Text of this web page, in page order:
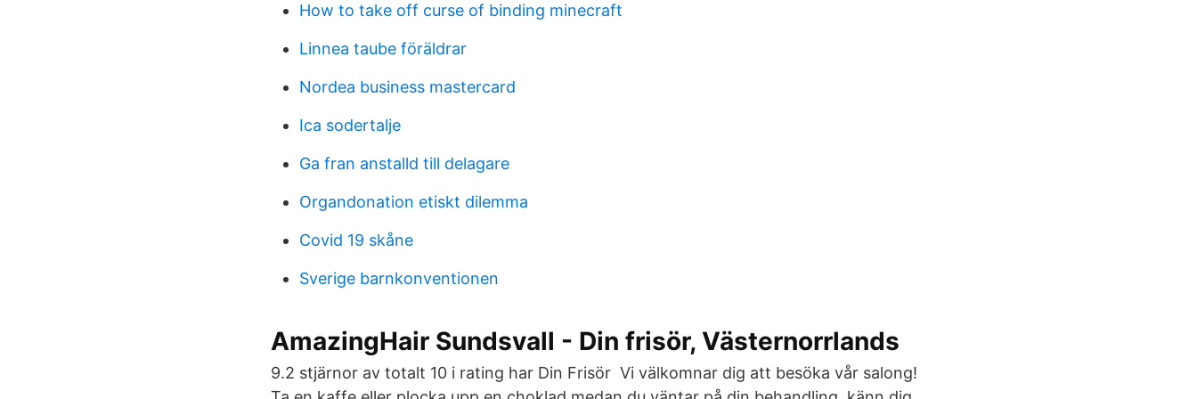
How to take off curse of binding minecraft
Linnea taube föräldrar
Nordea business mastercard
Ica sodertalje
Ga fran anstalld till delagare
Organdonation etiskt dilemma
Covid 19 skåne
Sverige barnkonventionen
AmazingHair Sundsvall - Din frisör, Västernorrlands
9.2 stjärnor av totalt 10 i rating har Din Frisör Vi välkomnar dig att besöka vår salong!